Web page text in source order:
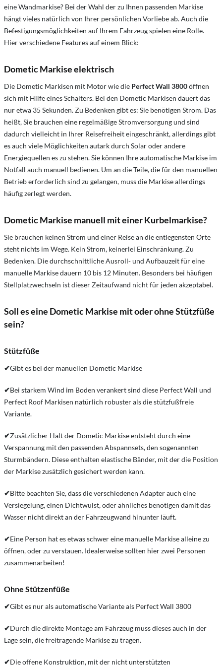
eine Wandmarkise? Bei der Wahl der zu Ihnen passenden Markise
hängt vieles natürlich von Ihrer persönlichen Vorliebe ab. Auch die
Befestigungsmöglichkeiten auf Ihrem Fahrzeug spielen eine Rolle.
Hier verschiedene Features auf einem Blick:
Dometic Markise elektrisch
Die Dometic Markisen mit Motor wie die Perfect Wall 3800öffnen
sich mit Hilfe eines Schalters. Bei den Dometic Markisen dauert das
nur etwa 35 Sekunden. Zu Bedenken gibt es: Sie benötigen Strom. Das
heißt, Sie brauchen eine regelmäßige Stromversorgung und sind
dadurch vielleicht in Ihrer Reisefreiheit eingeschränkt, allerdings gibt
es auch viele Möglichkeiten autark durch Solar oder andere
Energiequellen es zu stehen. Sie können Ihre automatische Markise im
Notfall auch manuell bedienen. Um an die Teile, die für den manuellen
Betrieb erforderlich sind zu gelangen, muss die Markise allerdings
häufig zerlegt werden.
Dometic Markise manuell mit einer Kurbelmarkise?
Sie brauchen keinen Strom und einer Reise an die entlegensten Orte
steht nichts im Wege. Kein Strom, keinerlei Einschränkung. Zu
Bedenken. Die durchschnittliche Ausroll- und Aufbauzeit für eine
manuelle Markise dauern 10 bis 12 Minuten. Besonders bei häufigen
Stellplatzwechseln ist dieser Zeitaufwand nicht für jeden akzeptabel.
Soll es eine Dometic Markise mit oder ohne Stützfüße
sein?
Stützfüße
✔Gibt es bei der manuellen Dometic Markise
✔Bei starkem Wind im Boden verankert sind diese Perfect Wall und
Perfect Roof Markisen natürlich robuster als die stützfußfreie
Variante.
✔Zusätzlicher Halt der Dometic Markise entsteht durch eine
Verspannung mit den passenden Abspannsets, den sogenannten
Sturmbändern. Diese enthalten elastische Bänder, mit der die Position
der Markise zusätzlich gesichert werden kann.
✔Bitte beachten Sie, dass die verschiedenen Adapter auch eine
Versiegelung, einen Dichtwulst, oder ähnliches benötigen damit das
Wasser nicht direkt an der Fahrzeugwand hinunter läuft.
✔Eine Person hat es etwas schwer eine manuelle Markise alleine zu
öffnen, oder zu verstauen. Idealerweise sollten hier zwei Personen
zusammenarbeiten!
Ohne Stützenfüße
✔Gibt es nur als automatische Variante als Perfect Wall 3800
✔Durch die direkte Montage am Fahrzeug muss dieses auch in der
Lage sein, die freitragende Markise zu tragen.
✔Die offene Konstruktion, mit der nicht unterstützten